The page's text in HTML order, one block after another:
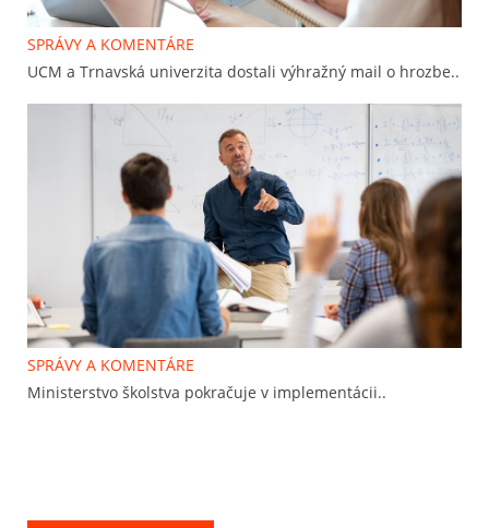
SPRÁVY A KOMENTÁRE
UCM a Trnavská univerzita dostali výhražný mail o hrozbe..
SPRÁVY A KOMENTÁRE
Ministerstvo školstva pokračuje v implementácii..